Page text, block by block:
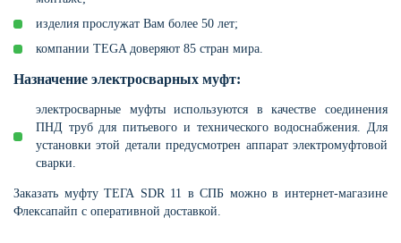
изделия прослужат Вам более 50 лет;
компании TEGA доверяют 85 стран мира.
Назначение электросварных муфт:
электросварные муфты используются в качестве соединения
ПНД труб для питьевого и технического водоснабжения. Для
установки этой детали предусмотрен аппарат электромуфтовой
сварки.
Заказать муфту ТЕГА SDR 11 в СПБ можно в интернет-магазине
Флексапайп с оперативной доставкой.